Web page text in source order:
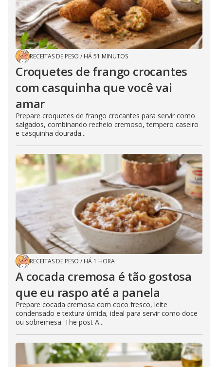
RECEITAS DE PESO / HÁ 51 MINUTOS
Croquetes de frango crocantes
com casquinha que você vai
amar
Prepare croquetes de frango crocantes para servir como
salgados, combinando recheio cremoso, tempero caseiro
e casquinha dourada...
RECEITAS DE PESO / HÁ 1 HORA
A cocada cremosa é tão gostosa
que eu raspo até a panela
Prepare cocada cremosa com coco fresco, leite
condensado e textura úmida, ideal para servir como doce
ou sobremesa. The post A...